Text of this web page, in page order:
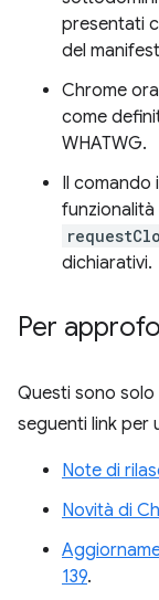
presentati
del
Chrome
come
WHATWG.
Il comando
dichiarativi.
Per
Questi sono solo
seguenti link per
Note di
Novità di
139.